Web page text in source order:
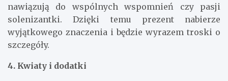
nawiązują do wspólnych wspomnień czy pasji
solenizantki. Dzięki temu prezent nabierze
wyjątkowego znaczenia i będzie wyrazem troski o
szczegóły.
4. Kwiaty i dodatki